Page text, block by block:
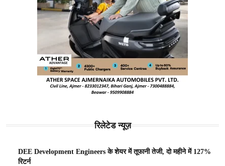
रिलेटेड न्यूज़
DEE Development Engineers के शेयर में तूफानी तेजी, दो महीने में 127%
रिटर्न